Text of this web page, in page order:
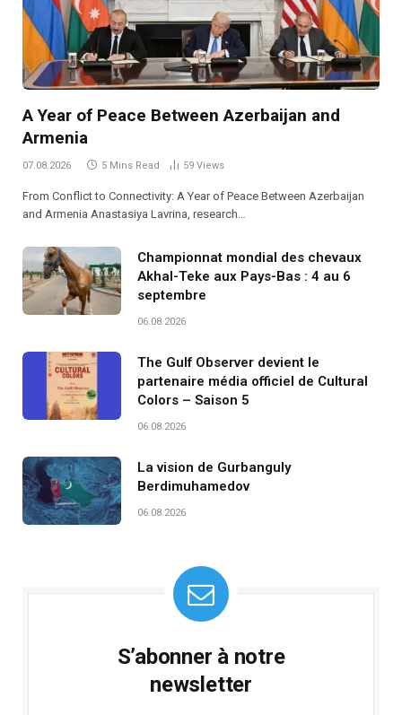
A Year of Peace Between Azerbaijan and
Armenia
07.08.2026 5 Mins Read 59 Views
From Conflict to Connectivity: A Year of Peace Between Azerbaijan
and Armenia Anastasiya Lavrina, research…
Championnat mondial des chevaux
Akhal-Teke aux Pays-Bas : 4 au 6
septembre
06.08.2026
The Gulf Observer devient le
partenaire média officiel de Cultural
Colors – Saison 5
06.08.2026
La vision de Gurbanguly
Berdimuhamedov
06.08.2026
S’abonner à notre
newsletter